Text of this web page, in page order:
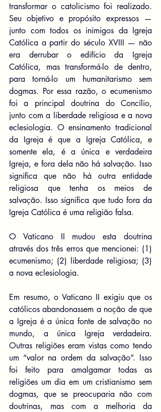
transformar o catolicismo foi realizado.
Seu objetivo e propósito expressos —
junto com todos os inimigos da Igreja
Católica a partir do século XVIII — não
era derrubar o edifício da Igreja
Católica, mas transformá-lo de dentro,
para torná-lo um humanitarismo sem
dogmas. Por essa razão, o ecumenismo
foi a principal doutrina do Concílio,
junto com a liberdade religiosa e a nova
eclesiologia. O ensinamento tradicional
da Igreja é que a Igreja Católica, e
somente ela, é a única e verdadeira
Igreja, e fora dela não há salvação. Isso
significa que não há outra entidade
religiosa que tenha os meios de
salvação. Isso significa que tudo fora da
Igreja Católica é uma religião falsa.
O Vaticano II mudou esta doutrina
através dos três erros que mencionei: (1)
ecumenismo; (2) liberdade religiosa; (3)
a nova eclesiologia.
Em resumo, o Vaticano II exigiu que os
católicos abandonassem a noção de que
a Igreja é a única fonte de salvação no
mundo, a única Igreja verdadeira.
Outras religiões eram vistas como tendo
um “valor na ordem da salvação”. Isso
foi feito para amalgamar todas as
religiões um dia em um cristianismo sem
dogmas, que se preocuparia não com
doutrinas, mas com a melhoria da